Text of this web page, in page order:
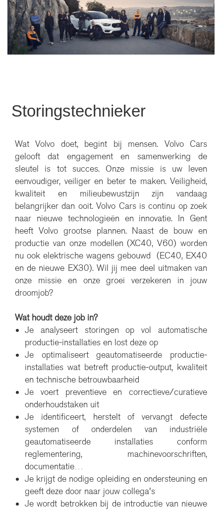
Storingstechnieker
Wat Volvo doet, begint bij mensen. Volvo Cars
gelooft dat engagement en samenwerking de
sleutel is tot succes. Onze missie is uw leven
eenvoudiger, veiliger en beter te maken. Veiligheid,
kwaliteit en milieubewustzijn zijn vandaag
belangrijker dan ooit. Volvo Cars is continu op zoek
naar nieuwe technologieën en innovatie. In Gent
heeft Volvo grootse plannen. Naast de bouw en
productie van onze modellen (XC40, V60) worden
nu ook elektrische wagens gebouwd (EC40, EX40
en de nieuwe EX30). Wil jij mee deel uitmaken van
onze missie en onze groei verzekeren in jouw
droomjob?
Wat houdt deze job in?
Je analyseert storingen op vol automatische
productie-installaties en lost deze op
Je optimaliseert geautomatiseerde productie-
installaties wat betreft productie-output, kwaliteit
en technische betrouwbaarheid
Je voert preventieve en correctieve/curatieve
onderhoudstaken uit
Je identificeert, herstelt of vervangt defecte
systemen of onderdelen van industriële
geautomatiseerde installaties conform
reglementering, machinevoorschriften,
documentatie…
Je krijgt de nodige opleiding en ondersteuning en
geeft deze door naar jouw collega's
Je wordt betrokken bij de introductie van nieuwe